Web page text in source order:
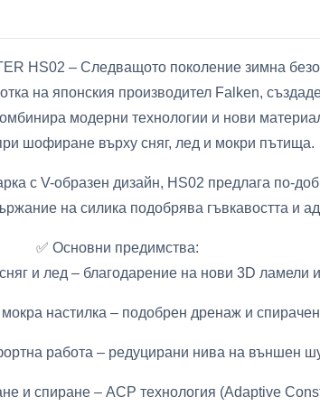
HS02 – Следващото поколение зимна
на японския производител Falken,
модерни технологии и нови
шофиране върху сняг, лед и мокри пътища.
с V-образен дизайн, HS02 предлага по-
на силика подобрява гъвкавостта и
✅ Основни предимства:
и лед – благодарение на нови 3D ламели
настилка – подобрен дренаж и
работа – редуцирани нива на външен
и спиране – ACP технология (Adaptive